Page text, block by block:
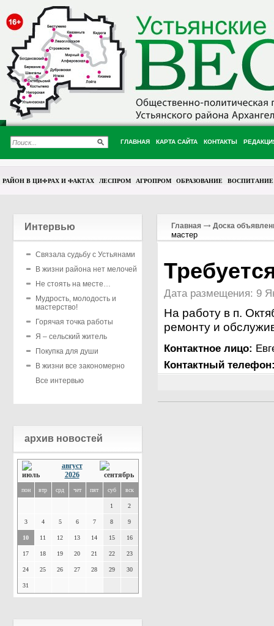
ГЛАВНАЯ КАРТА САЙТА КОНТАКТЫ
РАЙОН В ЦИФРАХ И ФАКТАХ ЛЕСПРОМ АГРОПРОМ ОБРАЗОВАНИЕ ВОСПИТАНИЕ
Интервью
Связала судьбу с Устьянами
В жизни района нет мелочей
Не стоять на месте…
Мудрость, молодость и
мастерство!
Горячая точка работы
Я – сельский житель
Покупка для души
В жизни все закономерно
Все интервью
архив новостей
август
2026
пон втр срд чет пят суб вск
1 2
3 4 5 6 7 8 9
10 11 12 13 14 15 16
17 18 19 20 21 22 23
24 25 26 27 28 29 30
31
Главная Доска
мастер
Дата размещения: 9
На работу в п.
ремонту и
Контактное лицо:
Контактный